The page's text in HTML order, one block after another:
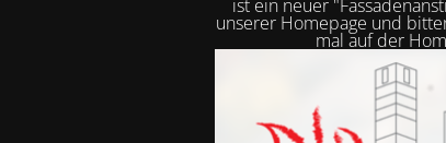
ist ein neuer
unserer Homepage und
mal auf der